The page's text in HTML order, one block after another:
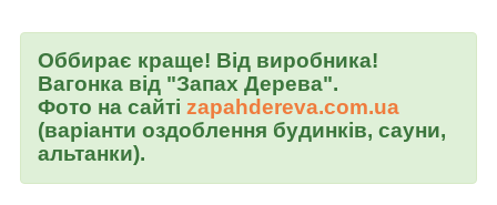
Оббирає краще! Від виробника!
Вагонка від "Запах Дерева".
Фото на сайті zapahdereva.com.ua
(варіанти оздоблення будинків, сауни,
альтанки).